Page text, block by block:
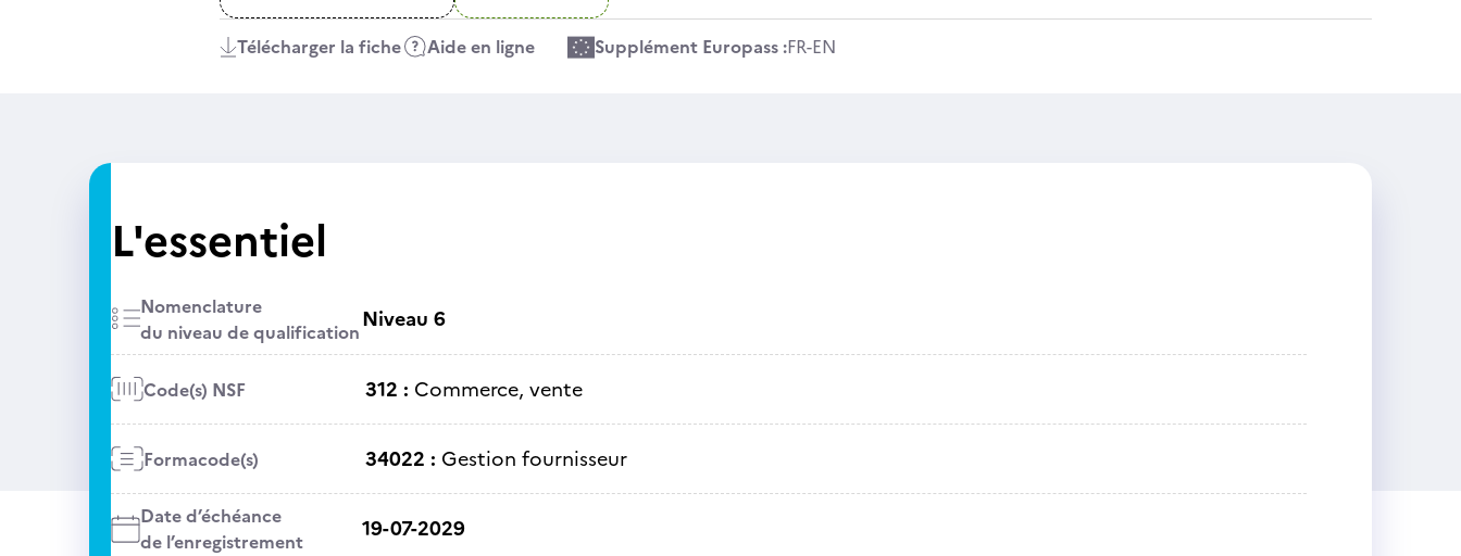
Télécharger la fiche Aide en ligne Supplément Europass :FR-EN
L'essentiel
Nomenclature
du niveau de qualificationNiveau 6
Code(s) NSF 312 : Commerce, vente
Formacode(s) 34022 : Gestion fournisseur
Date d’échéance
de l’enregistrement
19-07-2029